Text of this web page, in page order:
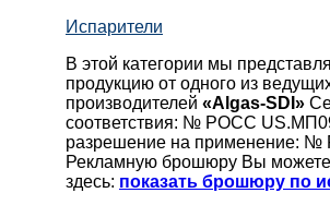
Испарители
В этой категории мы
продукцию от одного из
производителей «Algas-SDI»
соответствия: № РОСС
разрешение на применение: №
Рекламную брошюру Вы можете
здесь: показать брошюру по